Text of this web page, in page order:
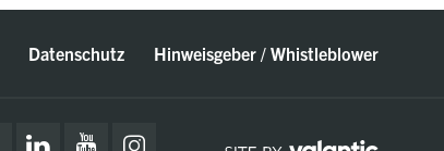
Datenschutz Hinweisgeber / Whistleblower